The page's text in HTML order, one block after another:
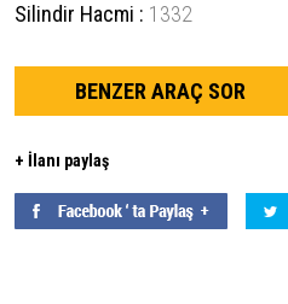
Silindir Hacmi : 1332
BENZER ARAÇ SOR
+ İlanı paylaş